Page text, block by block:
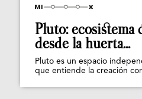
Pluto:
desde la huerta...
Pluto es un espacio
que entiende la creación